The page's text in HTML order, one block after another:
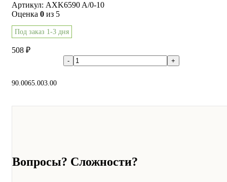
Артикул: AXK6590 A/0-10
Оценка 0 из 5
Под заказ 1-3 дня
508 ₽
90.0065.003.00
Вопросы? Сложности?